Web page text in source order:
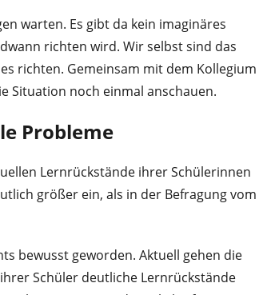
warten. Es gibt da kein imaginäres
richten wird. Wir selbst sind das
richten. Gemeinsam mit dem Kollegium
Situation noch einmal anschauen.
Probleme
Lernrückstände ihrer Schülerinnen
größer ein, als in der Befragung vom
bewusst geworden. Aktuell gehen die
Schüler deutliche Lernrückstände